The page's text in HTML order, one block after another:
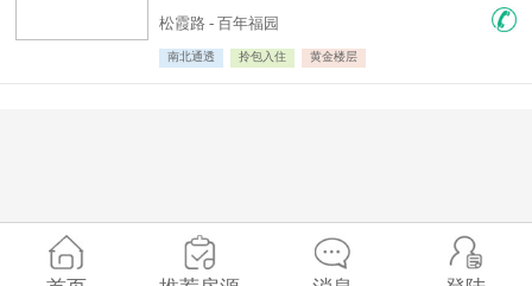
松霞路 - 百年福园
南北通透 拎包入住 黄金楼层